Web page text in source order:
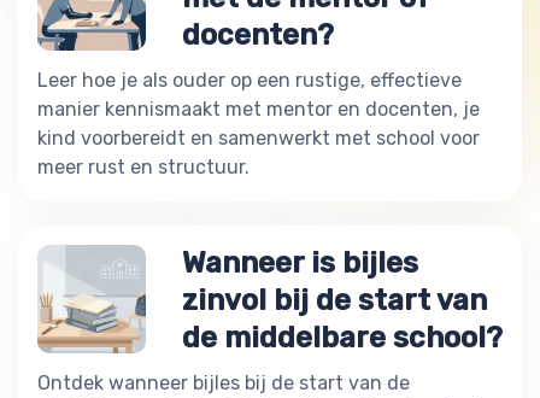
docenten?
Leer hoe je als ouder op een rustige, effectieve
manier kennismaakt met mentor en docenten, je
kind voorbereidt en samenwerkt met school voor
meer rust en structuur.
Wanneer is bijles
zinvol bij de start van
de middelbare school?
Ontdek wanneer bijles bij de start van de